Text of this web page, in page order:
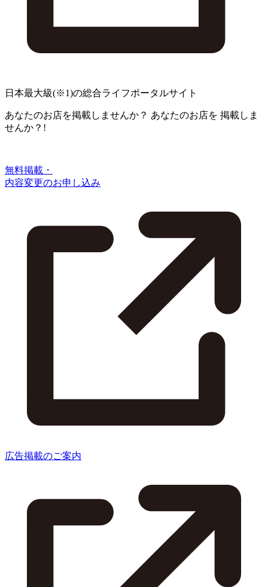
日本最大級(※1)の総合ライフポータルサイト
あなたのお店を掲載しませんか？ あなたのお店を 掲載しま
せんか？!
無料掲載・
内容変更のお申し込み
広告掲載のご案内